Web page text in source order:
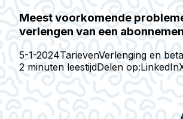
Meest voorkomende
verlengen van een
5-1-2024TarievenVerlenging en
2 minuten leestijdDelen op:LinkedIn